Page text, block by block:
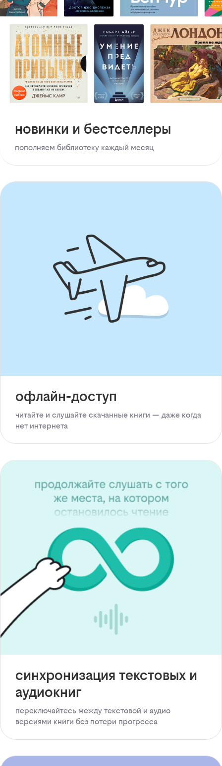
новинки и бестселлеры
пополняем библиотеку каждый месяц
офлайн-доступ
читайте и слушайте скачанные книги — даже когда
нет интернета
синхронизация текстовых и
аудиокниг
переключайтесь между текстовой и аудио
версиями книги без потери прогресса